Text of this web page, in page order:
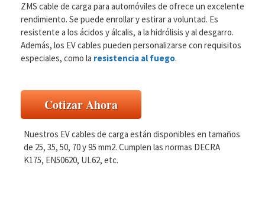
ZMS cable de carga para automóviles de ofrece un excelente
rendimiento. Se puede enrollar y estirar a voluntad. Es
resistente a los ácidos y álcalis, a la hidrólisis y al desgarro.
Además, los EV cables pueden personalizarse con requisitos
especiales, como la resistencia al fuego.
Cotizar Ahora
Nuestros EV cables de carga están disponibles en tamaños
de 25, 35, 50, 70 y 95 mm2. Cumplen las normas DECRA
K175, EN50620, UL62, etc.